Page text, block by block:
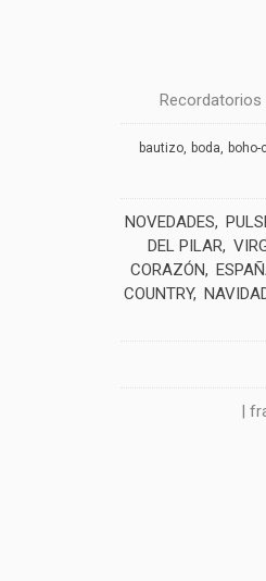
Recordatorios
bautizo boda
NOVEDADES
DEL PILAR
CORAZÓN
COUNTRY
|